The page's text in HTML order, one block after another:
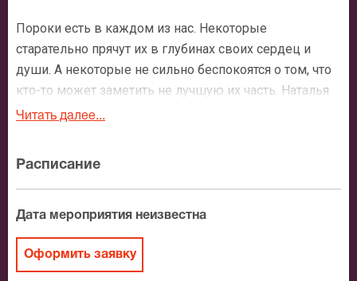
Пороки есть в каждом из нас. Некоторые
старательно прячут их в глубинах своих сердец и
души. А некоторые не сильно беспокоятся о том, что
кто-то может заметить не лучшую их часть. Наталья
Волошина и актеры театра Ермоловой подготовили
показывают все самое чудесное в самом ужасном и
пугающем. Чтобы увидеть это, нужно
на спектакль «Маленькие трагедии»
воспользовавшись нашим сайтом.
Читать далее...
Расписание
Дата мероприятия неизвестна
Оформить заявку